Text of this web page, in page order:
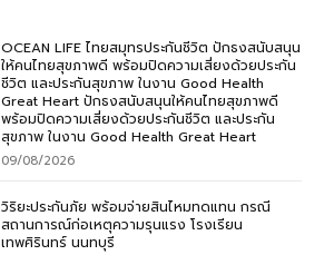
OCEAN LIFE ไทยสมุทรประกันชีวิต ปักธงสนับสนุน
ให้คนไทยสุขภาพดี พร้อมปิดความเสี่ยงด้วยประกัน
ชีวิต และประกันสุขภาพ ในงาน Good Health
Great Heart ปักธงสนับสนุนให้คนไทยสุขภาพดี
พร้อมปิดความเสี่ยงด้วยประกันชีวิต และประกัน
สุขภาพ ในงาน Good Health Great Heart
09/08/2026
วิริยะประกันภัย พร้อมจ่ายสินไหมทดแทน กรณี
สถานการณ์ก่อเหตุความรุนแรง โรงเรียน
เทพศิรินทร์ นนทบุรี